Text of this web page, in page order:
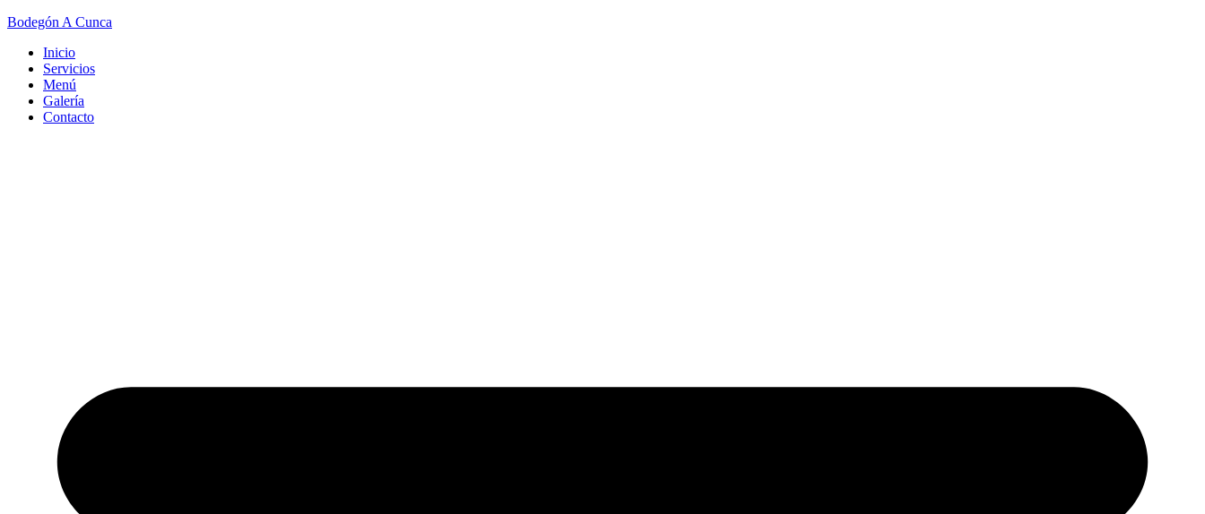
Bodegón A Cunca
Inicio
Servicios
Menú
Galería
Contacto